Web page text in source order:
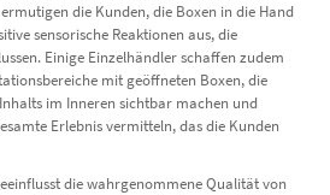
die Kunden, die Boxen in die Hand
sensorische Reaktionen aus, die
Einige Einzelhändler schaffen zudem
mit geöffneten Boxen, die
im Inneren sichtbar machen und
Erlebnis vermitteln, das die Kunden
die wahrgenommene Qualität von